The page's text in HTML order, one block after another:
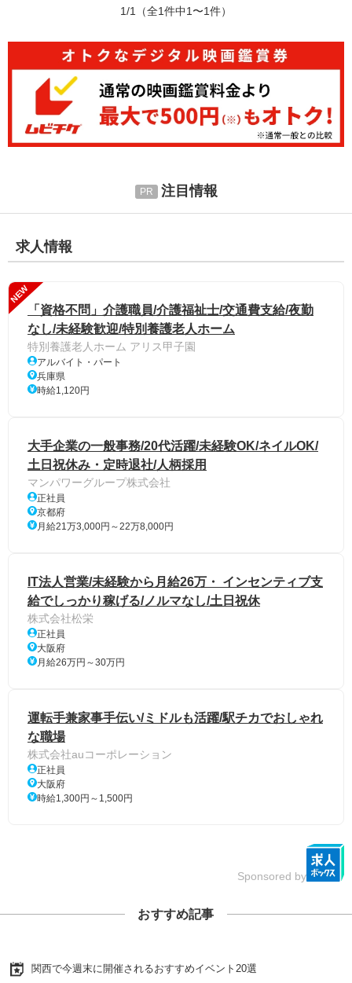
1/1 （全1件中1〜1件）
注目情報
求人情報
NEW
「資格不問」介護職員/介護福祉士/交通費支給/夜勤
なし/未経験歓迎/特別養護老人ホーム
特別養護老人ホーム アリス甲子園
アルバイト・パート
兵庫県
時給1,120円
大手企業の一般事務/20代活躍/未経験OK/ネイルOK/
土日祝休み・定時退社/人柄採用
マンパワーグループ株式会社
正社員
京都府
月給21万3,000円～22万8,000円
IT法人営業/未経験から月給26万・ インセンティブ支
給でしっかり稼げる/ノルマなし/土日祝休
株式会社松栄
正社員
大阪府
月給26万円～30万円
運転手兼家事手伝い/ミドルも活躍/駅チカでおしゃれ
な職場
株式会社auコーポレーション
正社員
大阪府
時給1,300円～1,500円
Sponsored by
おすすめ記事
関西で今週末に開催されるおすすめイベント20選